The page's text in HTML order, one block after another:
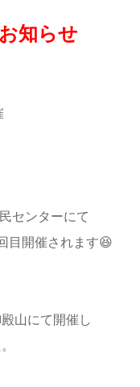
知らせ
センターにて
目開催されます😆
山にて開催し